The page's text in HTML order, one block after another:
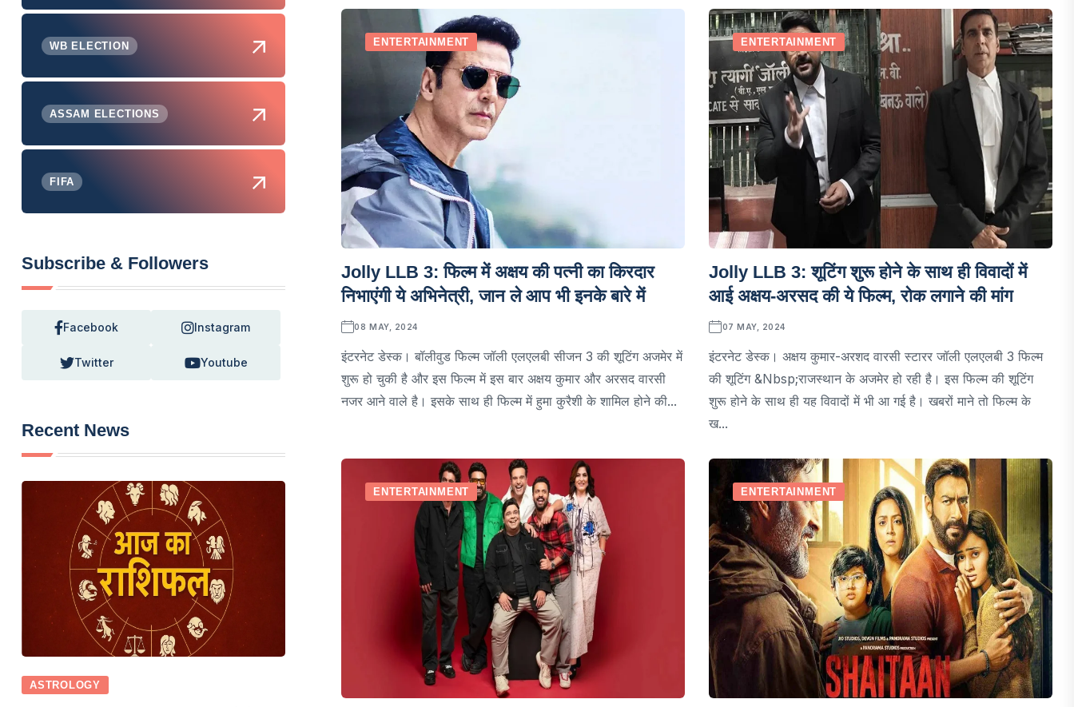
ENTERTAINMENT
Jolly LLB 3: फिल्म में अक्षय की पत्नी का किरदार
निभाएंगी ये अभिनेत्री, जान ले आप भी इनके बारे में
08 MAY, 2024
इंटरनेट डेस्क। बॉलीवुड फिल्म जॉली एलएलबी सीजन 3 की शूटिंग अजमेर में
शुरू हो चुकी है और इस फिल्म में इस बार अक्षय कुमार और अरसद वारसी
नजर आने वाले है। इसके साथ ही फिल्म में हुमा कुरैशी के शामिल होने की...
ENTERTAINMENT
Jolly LLB 3: शूटिंग शुरू होने के साथ ही विवादों में
आई अक्षय-अरसद की ये फिल्म, रोक लगाने की मांग
07 MAY, 2024
इंटरनेट डेस्क। अक्षय कुमार-अरशद वारसी स्टारर जॉली एलएलबी 3 फिल्म
की शूटिंग &nbsp;राजस्थान के अजमेर हो रही है। इस फिल्म की शूटिंग
शुरू होने के साथ ही यह विवादों में भी आ गई है। खबरों माने तो फिल्म के
ख...
ENTERTAINMENT ENTERTAINMENT
WB ELECTION
ASSAM ELECTIONS
FIFA
Subscribe & Followers
Facebook Instagram
Twitter Youtube
Recent News
ASTROLOGY